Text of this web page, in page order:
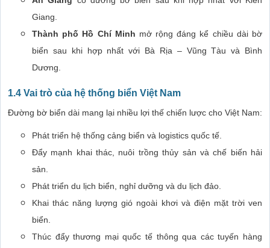
Giang.
Thành phố Hồ Chí Minh mở rộng đáng kể chiều dài bờ
biển sau khi hợp nhất với Bà Rịa – Vũng Tàu và Bình
Dương.
1.4 Vai trò của hệ thống biển Việt Nam
Đường bờ biển dài mang lại nhiều lợi thế chiến lược cho Việt Nam:
Phát triển hệ thống cảng biển và logistics quốc tế.
Đẩy mạnh khai thác, nuôi trồng thủy sản và chế biến hải
sản.
Phát triển du lịch biển, nghỉ dưỡng và du lịch đảo.
Khai thác năng lượng gió ngoài khơi và điện mặt trời ven
biển.
Thúc đẩy thương mại quốc tế thông qua các tuyến hàng